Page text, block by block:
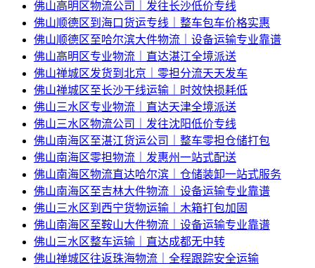
佛山高明区物流公司｜发往长沙低价专线
佛山顺德区到海口货运专线｜整车包车价格实惠
佛山顺德区至哈尔滨大件物流｜设备运输专业靠谱
佛山高明区专业物流｜直达湛江全境派送
佛山禅城区发货到北京｜零担分流天天发车
佛山禅城区至长沙干线运输｜时效快损耗低
佛山三水区专业物流｜直达天津全境派送
佛山三水区物流公司｜发往沈阳低价专线
佛山南海区至湛江货运公司｜整车零担仓储打包
佛山南海区零担物流｜发惠州一站式配送
佛山南海区物流直达哈尔滨｜仓储装卸一站式服务
佛山南海区至吉林大件物流｜设备运输专业靠谱
佛山三水区到西宁货物运输｜木箱打包加固
佛山南海区至鞍山大件物流｜设备运输专业靠谱
佛山三水区整车运输｜直达成都无中转
佛山禅城区往返珠海物流｜全程跟踪安全运输